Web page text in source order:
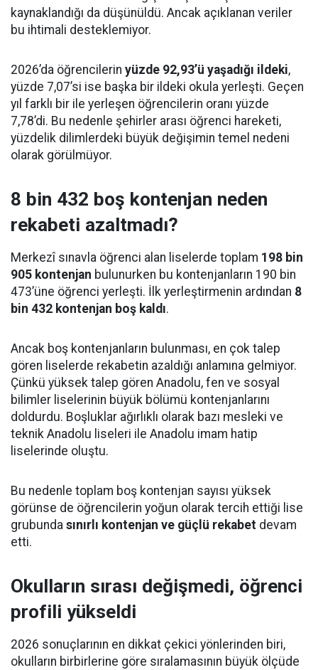
kaynaklandığı da düşünüldü. Ancak açıklanan veriler
bu ihtimali desteklemiyor.
2026’da öğrencilerin yüzde 92,93’ü yaşadığı ildeki,
yüzde 7,07’si ise başka bir ildeki okula yerleşti. Geçen
yıl farklı bir ile yerleşen öğrencilerin oranı yüzde
7,78’di. Bu nedenle şehirler arası öğrenci hareketi,
yüzdelik dilimlerdeki büyük değişimin temel nedeni
olarak görülmüyor.
8 bin 432 boş kontenjan neden
rekabeti azaltmadı?
Merkezî sınavla öğrenci alan liselerde toplam 198 bin
905 kontenjan bulunurken bu kontenjanların 190 bin
473’üne öğrenci yerleşti. İlk yerleştirmenin ardından 8
bin 432 kontenjan boş kaldı.
Ancak boş kontenjanların bulunması, en çok talep
gören liselerde rekabetin azaldığı anlamına gelmiyor.
Çünkü yüksek talep gören Anadolu, fen ve sosyal
bilimler liselerinin büyük bölümü kontenjanlarını
doldurdu. Boşluklar ağırlıklı olarak bazı mesleki ve
teknik Anadolu liseleri ile Anadolu imam hatip
liselerinde oluştu.
Bu nedenle toplam boş kontenjan sayısı yüksek
görünse de öğrencilerin yoğun olarak tercih ettiği lise
grubunda sınırlı kontenjan ve güçlü rekabet devam
etti.
Okulların sırası değişmedi, öğrenci
profili yükseldi
2026 sonuçlarının en dikkat çekici yönlerinden biri,
okulların birbirlerine göre sıralamasının büyük ölçüde